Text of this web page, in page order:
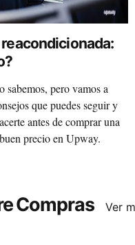
sabemos, pero vamos a
que puedes seguir y
antes de comprar una
precio en Upway.
Compras Ver